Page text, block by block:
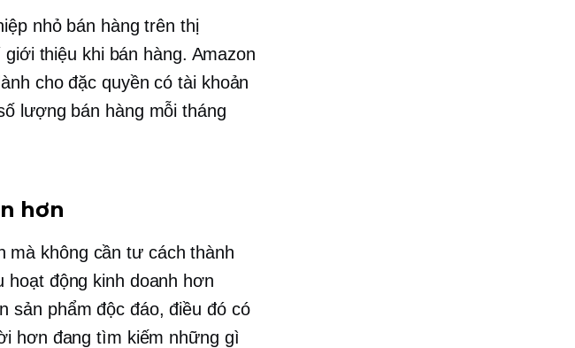
nhỏ bán hàng trên thị
thiệu khi bán hàng. Amazon
cho đặc quyền có tài khoản
lượng bán hàng mỗi tháng
hơn
mà không cần tư cách thành
hoạt động kinh doanh hơn
sản phẩm độc đáo, điều đó có
hơn đang tìm kiếm những gì